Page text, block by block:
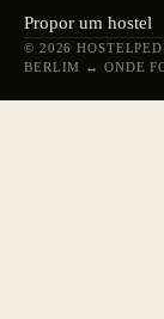
Propor um hostel
© 2026
BERLIM ↔ ONDE